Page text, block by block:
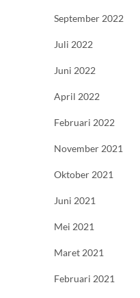
September 2022
Juli 2022
Juni 2022
April 2022
Februari 2022
November 2021
Oktober 2021
Juni 2021
Mei 2021
Maret 2021
Februari 2021